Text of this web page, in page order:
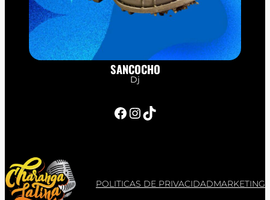
SANCOCHO
Dj
Facebook InstagramTikTok
POLITICAS DE PRIVACIDADMARKETING